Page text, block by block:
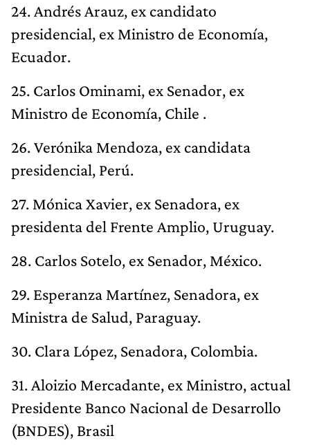
24. Andrés Arauz, ex candidato
presidencial, ex Ministro de Economía,
Ecuador.
25. Carlos Ominami, ex Senador, ex
Ministro de Economía, Chile .
26. Verónika Mendoza, ex candidata
presidencial, Perú.
27. Mónica Xavier, ex Senadora, ex
presidenta del Frente Amplio, Uruguay.
28. Carlos Sotelo, ex Senador, México.
29. Esperanza Martínez, Senadora, ex
Ministra de Salud, Paraguay.
30. Clara López, Senadora, Colombia.
31. Aloizio Mercadante, ex Ministro, actual
Presidente Banco Nacional de Desarrollo
(BNDES), Brasil